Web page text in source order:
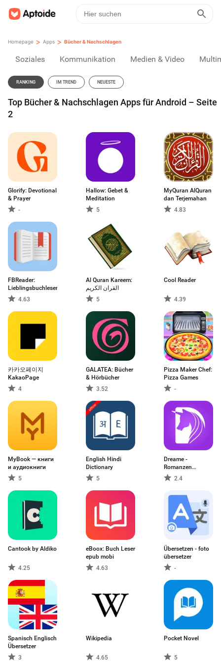
Homepage > Apps > Bücher & Nachschlagen
Soziales Kommunikation Medien & Video
RANKING IM TREND NEUESTE
Top Bücher & Nachschlagen Apps für Android – Seite
2
Glorify: Devotional
& Prayer
-
Hallow: Gebet &
Meditation
5
MyQuran AlQuran
dan Terjemahan
4.83
FBReader:
Lieblingsbuchleser
4.63
Al Quran Kareem:
القران الكريم
5
Cool Reader
4.39
카카오페이지
KakaoPage
4
GALATEA: Bücher
& Hörbücher
3.52
Pizza Maker Chef:
Pizza Games
-
MyBook — книги
и аудиокниги
5
English Hindi
Dictionary
5
Dreame -
Romanzen
Geschichten
2.4
Cantook by Aldiko
4.25
eBoox: Buch Leser
epub mobi
4.63
Übersetzen - foto
übersetzer
-
Spanisch Englisch
Übersetzer
3
Wikipedia
4.65
Pocket Novel
5